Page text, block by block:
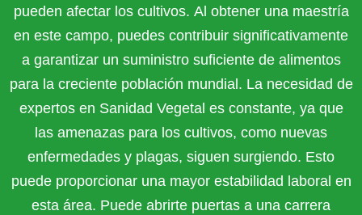
pueden afectar los cultivos. Al obtener una maestría
en este campo, puedes contribuir significativamente
a garantizar un suministro suficiente de alimentos
para la creciente población mundial. La necesidad de
expertos en Sanidad Vegetal es constante, ya que
las amenazas para los cultivos, como nuevas
enfermedades y plagas, siguen surgiendo. Esto
puede proporcionar una mayor estabilidad laboral en
esta área. Puede abrirte puertas a una carrera